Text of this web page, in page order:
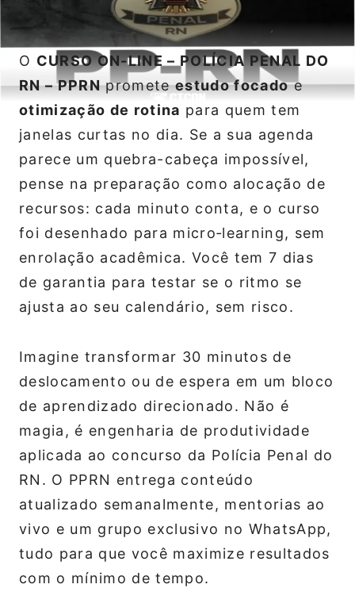
O CURSO ON-LINE – POLÍCIA PENAL DO
RN – PPRNprometeestudo focadoe
otimização de rotina para quem tem
janelas curtas no dia. Se a sua agenda
parece um quebra-cabeça impossível,
pense na preparação como alocação de
recursos: cada minuto conta, e o curso
foi desenhado para micro‑learning, sem
enrolação acadêmica. Você tem 7 dias
de garantia para testar se o ritmo se
ajusta ao seu calendário, sem risco.
Imagine transformar 30 minutos de
deslocamento ou de espera em um bloco
de aprendizado direcionado. Não é
magia, é engenharia de produtividade
aplicada ao concurso da Polícia Penal do
RN. O PPRN entrega conteúdo
atualizado semanalmente, mentorias ao
vivo e um grupo exclusivo no WhatsApp,
tudo para que você maximize resultados
com o mínimo de tempo.